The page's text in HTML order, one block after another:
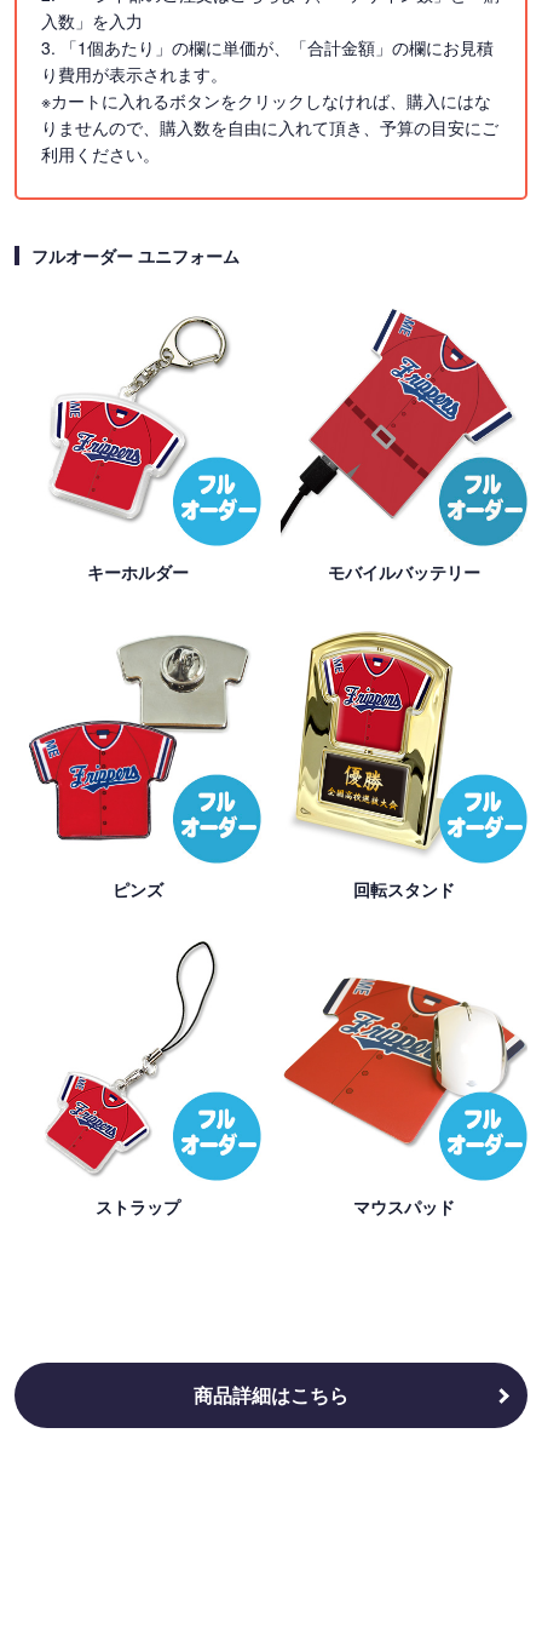
入数」を入力
3. 「1個あたり」の欄に単価が、「合計金額」の欄にお見積
り費用が表示されます。
※カートに入れるボタンをクリックしなければ、購入にはな
りませんので、購入数を自由に入れて頂き、予算の目安にご
利用ください。
フルオーダー ユニフォーム
キーホルダー モバイルバッテリー
ピンズ 回転スタンド
ストラップ マウスパッド
商品詳細はこちら